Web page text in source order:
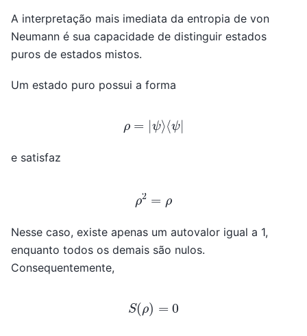
A interpretação mais imediata da entropia de von
Neumann é sua capacidade de distinguir estados
puros de estados mistos.
Um estado puro possui a forma
ρ ψ⟩⟨ ψ|
e satisfaz
ρ2
Nesse caso, existe apenas um autovalor igual a 1,
enquanto todos os demais são nulos.
Consequentemente,
S(ρ 0